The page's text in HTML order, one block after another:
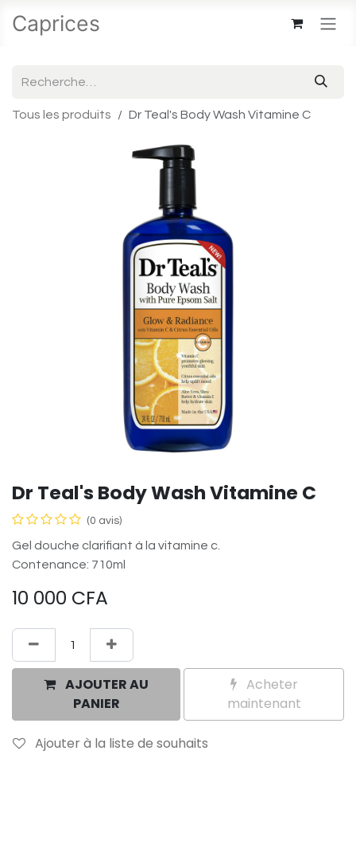
Caprices
Tous les produits Dr Teal's Body Wash Vitamine C
Dr Teal's Body Wash Vitamine C
(0 avis)
Gel douche clarifiant à la vitamine c.
Contenance: 710ml
10 000 CFA
AJOUTER AU
PANIER
Acheter
maintenant
Ajouter à la liste de souhaits